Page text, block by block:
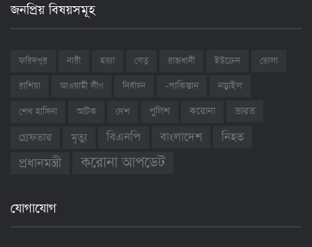
জনপ্রিয় বিষয়সমূহ
ফরিদপুর নারী হত্যা সেতু রাজধানী ইউক্রেন
ভোলা
রাশিয়া
আওয়ামী লীগ নির্বাচন -পাকিস্তান নড়াইল
শেখ হাসিনা আটক দেশ পুলিশ করোনা
ভারত
গ্রেফতার
মৃত্যু বিএনপি বাংলাদেশ নিহত
প্রধানমন্ত্রী করোনা আপডেট
যোগাযোগ